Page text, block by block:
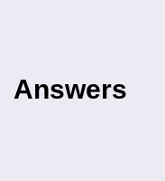
Answers